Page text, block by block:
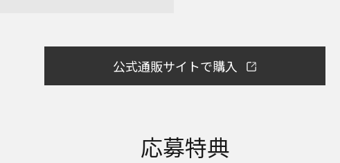
公式通販サイトで購入
応募特典